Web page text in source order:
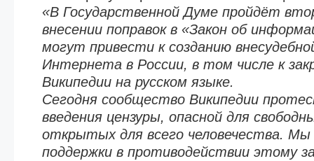
«В Государственной Думе пройдёт
внесении поправок в «Закон об
могут привести к созданию
Интернета в России, в том числе к
Википедии на русском языке.
Сегодня сообщество Википедии
введения цензуры, опасной для
открытых для всего человечества. Мы
поддержки в противодействии этому